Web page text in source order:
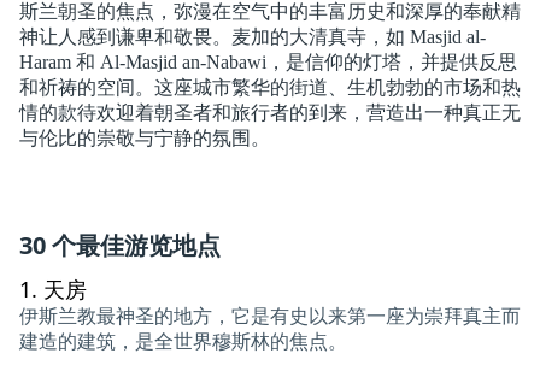
斯兰朝圣的焦点，弥漫在空气中的丰富历史和深厚的奉献精
神让人感到谦卑和敬畏。麦加的大清真寺，如 Masjid al-
Haram 和 Al-Masjid an-Nabawi，是信仰的灯塔，并提供反思
和祈祷的空间。这座城市繁华的街道、生机勃勃的市场和热
情的款待欢迎着朝圣者和旅行者的到来，营造出一种真正无
与伦比的崇敬与宁静的氛围。
30 个最佳游览地点
1. 天房
伊斯兰教最神圣的地方，它是有史以来第一座为崇拜真主而
建造的建筑，是全世界穆斯林的焦点。